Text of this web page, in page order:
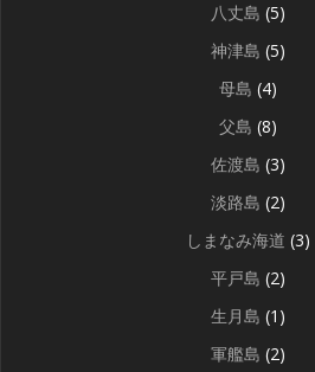
八丈島 (5)
神津島 (5)
母島 (4)
父島 (8)
佐渡島 (3)
淡路島 (2)
しまなみ海道 (3)
平戸島 (2)
生月島 (1)
軍艦島 (2)